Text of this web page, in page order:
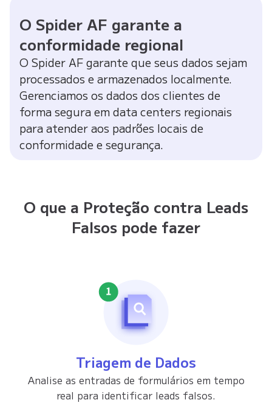
O Spider AF garante a
conformidade regional
O Spider AF garante que seus dados sejam
processados e armazenados localmente.
Gerenciamos os dados dos clientes de
forma segura em data centers regionais
para atender aos padrões locais de
conformidade e segurança.
O que a Proteção contra Leads
Falsos pode fazer
Triagem de Dados
Analise as entradas de formulários em tempo
real para identificar leads falsos.